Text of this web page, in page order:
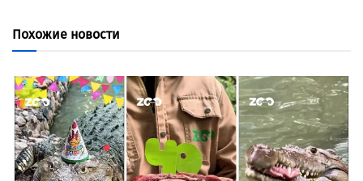
Похожие новости